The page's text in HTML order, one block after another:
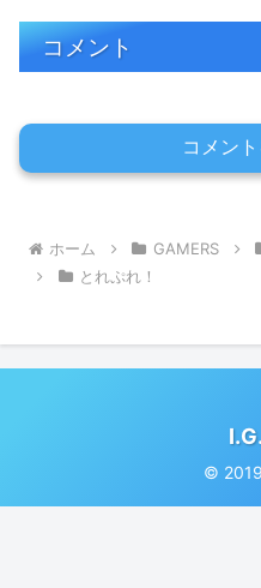
コメント
コメン
ホーム GAMERS
とれぷれ！
©